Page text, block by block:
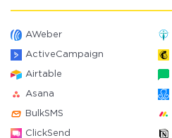
AWeber
ActiveCampaign
Airtable
Asana
BulkSMS
ClickSend